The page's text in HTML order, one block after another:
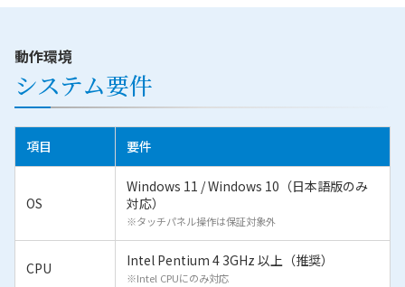
動作環境
システム要件
項目 要件
OS
Windows 11 / Windows 10（日本語版のみ
対応）
※タッチパネル操作は保証対象外
CPU Intel Pentium 4 3GHz 以上（推奨）
※Intel CPUにのみ対応